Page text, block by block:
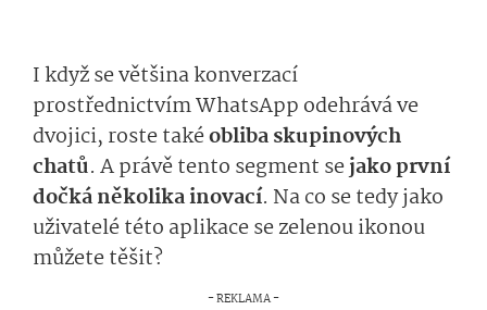
I když se většina konverzací
prostřednictvím WhatsApp odehrává ve
dvojici, roste takéobliba skupinových
chatů. A právě tento segment sejako první
dočká několika inovací. Na co se tedy jako
uživatelé této aplikace se zelenou ikonou
můžete těšit?